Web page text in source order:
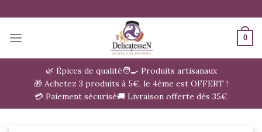
au
contenu
0
🌿 Épices de qualité🧑‍🍳 Produits artisanaux
🎁 Achetez 3 produits à 5€, le 4ème est OFFERT !
💳 Paiement sécurisé🚚 Livraison offerte dès 35€